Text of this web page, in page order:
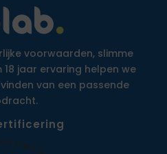
voorwaarden, slimme
jaar ervaring helpen we
van een passende